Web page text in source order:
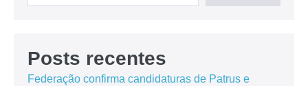
Posts recentes
Federação confirma candidaturas de Patrus e